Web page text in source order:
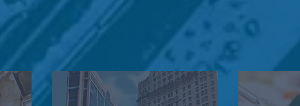
SECTEURS D'ACTIVITES